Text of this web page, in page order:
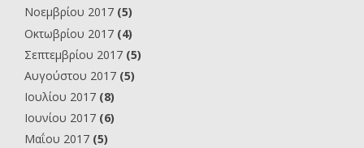
Νοεμβρίου 2017 (5)
Οκτωβρίου 2017 (4)
Σεπτεμβρίου 2017 (5)
Αυγούστου 2017 (5)
Ιουλίου 2017 (8)
Ιουνίου 2017 (6)
Μαΐου 2017 (5)